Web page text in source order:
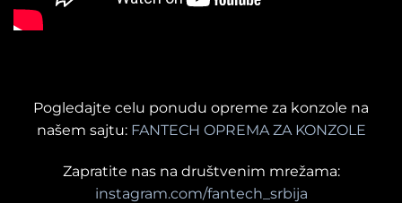
Pogledajte celu ponudu opreme za konzole na
našem sajtu: FANTECH OPREMA ZA KONZOLE
Zapratite nas na društvenim mrežama:
instagram.com/fantech_srbija